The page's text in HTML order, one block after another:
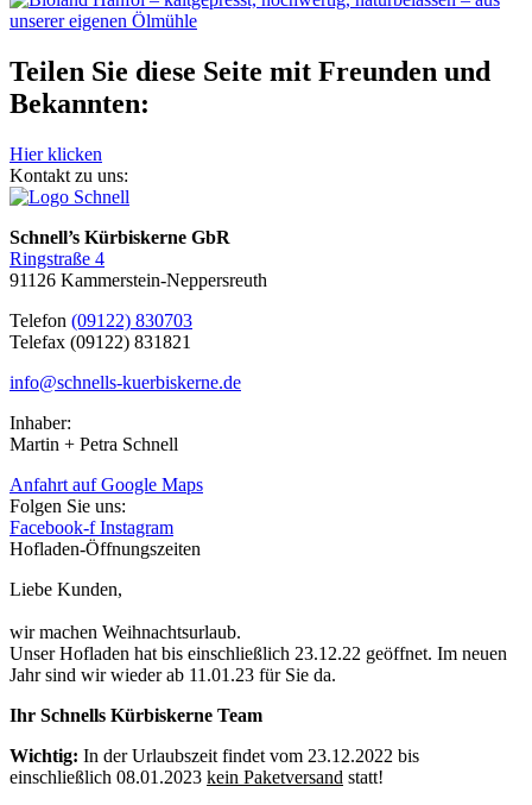
Teilen Sie diese Seite mit Freunden und
Bekannten:
Hier klicken
Kontakt zu uns:
Schnell’s Kürbiskerne GbR
Ringstraße 4
91126 Kammerstein-Neppersreuth
Telefon (09122) 830703
Telefax (09122) 831821
info@schnells-kuerbiskerne.de
Inhaber:
Martin + Petra Schnell
Anfahrt auf Google Maps
Folgen Sie uns:
Facebook-f Instagram
Hofladen-Öffnungszeiten
Liebe Kunden,
wir machen Weihnachtsurlaub.
Unser Hofladen hat bis einschließlich 23.12.22 geöffnet. Im neuen
Jahr sind wir wieder ab 11.01.23 für Sie da.
Ihr Schnells Kürbiskerne Team
Wichtig: In der Urlaubszeit findet vom 23.12.2022 bis
einschließlich 08.01.2023 kein Paketversand statt!